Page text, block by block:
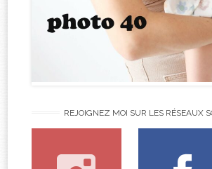
REJOIGNEZ MOI SUR LES RÉSEAUX